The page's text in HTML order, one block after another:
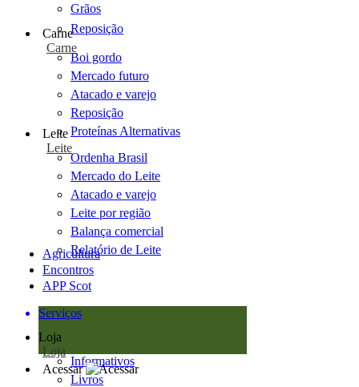
Grãos
Reposição
Carne
Carne
Boi gordo
Mercado futuro
Atacado e varejo
Reposição
Proteínas Alternativas
Leite
Leite
Ordenha Brasil
Mercado do Leite
Atacado e varejo
Leite por região
Balança comercial
Relatório de Leite
Agricultura
Encontros
APP Scot
Serviços
Loja
Loja
Informativos
Livros
Acessar